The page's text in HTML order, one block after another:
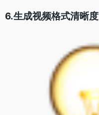
6.生成视频格式清晰度